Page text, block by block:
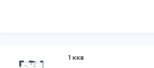
1 ккв